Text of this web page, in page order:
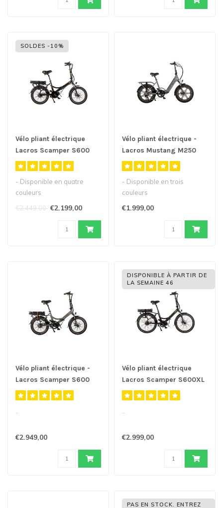
SOLDES -10%
Vélo pliant électrique
Lacros Scamper S600
M200
- Disponible en quatre
couleurs
€2.449,00 €2.199,00
Vélo pliant électrique -
Lacros Mustang M250
Fatbike
- Disponible en trois
couleurs
€1.999,00
Vélo pliant électrique -
Lacros Scamper S600
M410 Belt drive - Noir
Mat
€2.949,00
DISPONIBLE À PARTIR DE
LA SEMAINE 46
Vélo pliant électrique
Lacros Scamper S600XL
M410 belt drive
€2.999,00
PAS EN STOCK. ENTREZ